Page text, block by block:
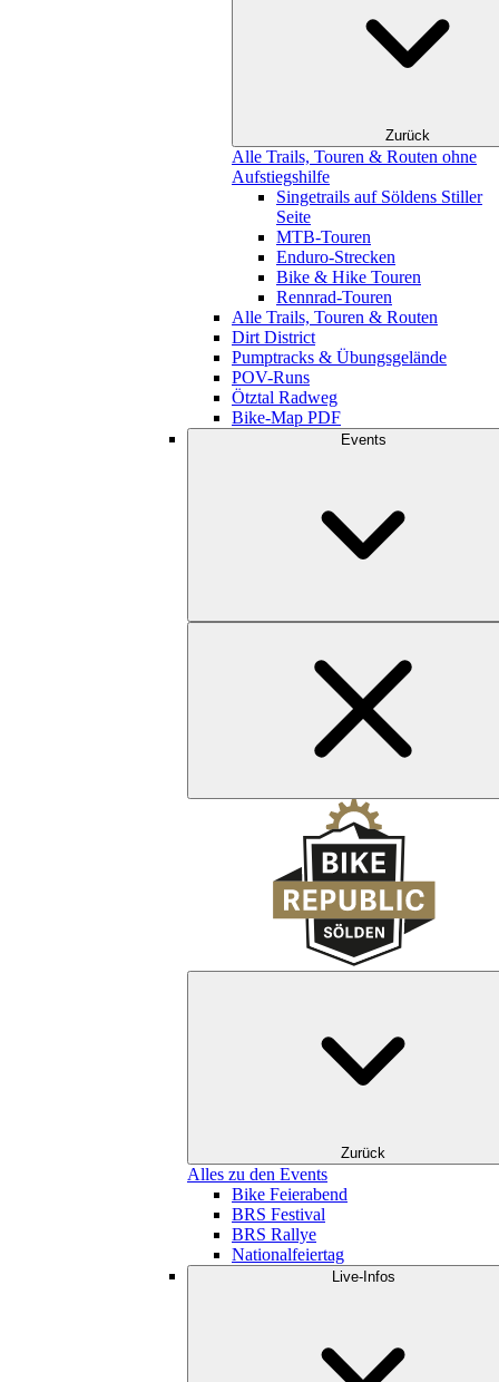
Zurück
Alle Trails, Touren & Routen ohne
Aufstiegshilfe
Singetrails auf Söldens Stiller
Seite
MTB-Touren
Enduro-Strecken
Bike & Hike Touren
Rennrad-Touren
Alle Trails, Touren & Routen
Dirt District
Pumptracks & Übungsgelände
POV-Runs
Ötztal Radweg
Bike-Map PDF
Events
Zurück
Alles zu den Events
Bike Feierabend
BRS Festival
BRS Rallye
Nationalfeiertag
Live-Infos